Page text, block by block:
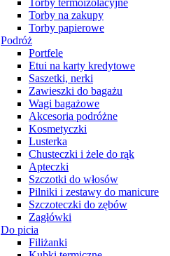
Torby termoizolacyjne
Torby na zakupy
Torby papierowe
Podróż
Portfele
Etui na karty kredytowe
Saszetki, nerki
Zawieszki do bagażu
Wagi bagażowe
Akcesoria podróżne
Kosmetyczki
Lusterka
Chusteczki i żele do rąk
Apteczki
Szczotki do włosów
Pilniki i zestawy do manicure
Szczoteczki do zębów
Zagłówki
Do picia
Filiżanki